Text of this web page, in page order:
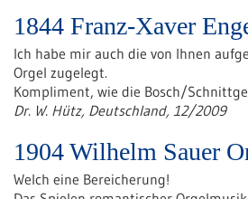
1844 Franz-Xaver
Ich habe mir auch die von Ihnen
Orgel zugelegt.
Kompliment, wie die Bosch/
Dr. W. Hütz, Deutschland, 12/2009
1904 Wilhelm Sauer
Welch eine Bereicherung!